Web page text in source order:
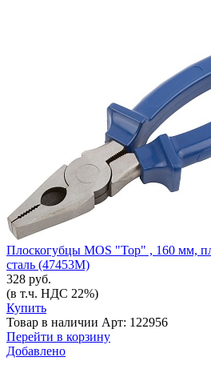
Плоскогубцы MOS "Тор" , 160 мм,
сталь (47453М)
328 руб.
(в т.ч. НДС 22%)
Купить
Товар в наличии Арт: 122956
Перейти в корзину
Добавлено